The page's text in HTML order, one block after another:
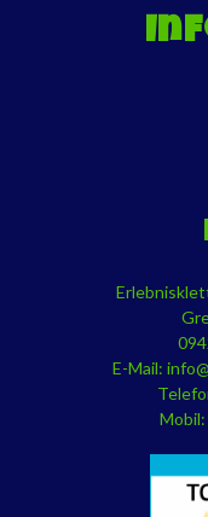
E-Mail: